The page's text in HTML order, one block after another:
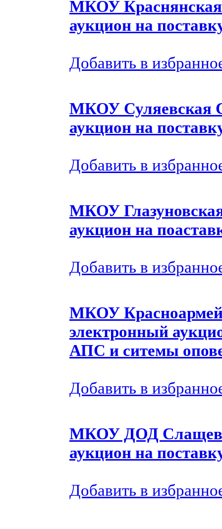
МКОУ
аукцион на
Добавить в
МКОУ Суляевская
аукцион на
Добавить в
МКОУ
аукцион на
Добавить в
МКОУ
электронный
АПС и ситемы
Добавить в
МКОУ ДОД
аукцион на
Добавить в